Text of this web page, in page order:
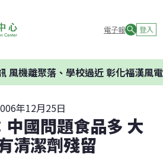
電子報 登入
機離聚落、學校過近 彰化福漢風電
年12月25日
國問題食品多 大
清潔劑殘留